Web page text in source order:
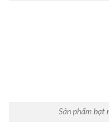
Sản phẩm bạt